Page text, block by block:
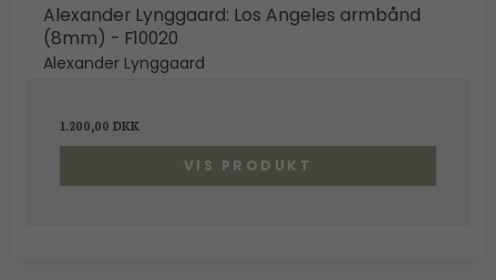
Alexander Lynggaard: Los Angeles armbånd
(8mm) - F10020
Alexander Lynggaard
1.200,00 DKK
VIS PRODUKT